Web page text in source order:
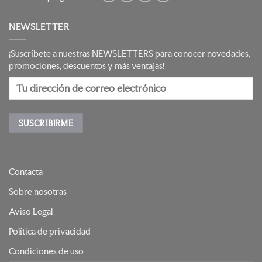
NEWSLETTER
¡Suscríbete a nuestras NEWSLETTERS para conocer novedades,
promociones, descuentos y más ventajas!
Contacta
Sobre nosotras
Aviso Legal
Política de privacidad
Condiciones de uso